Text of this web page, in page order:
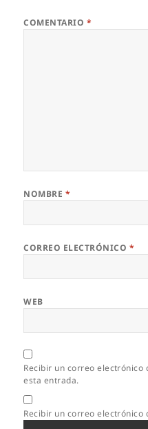
COMENTARIO *
NOMBRE *
CORREO ELECTRÓNICO *
WEB
Recibir un correo electrónico
esta entrada.
Recibir un correo electrónico